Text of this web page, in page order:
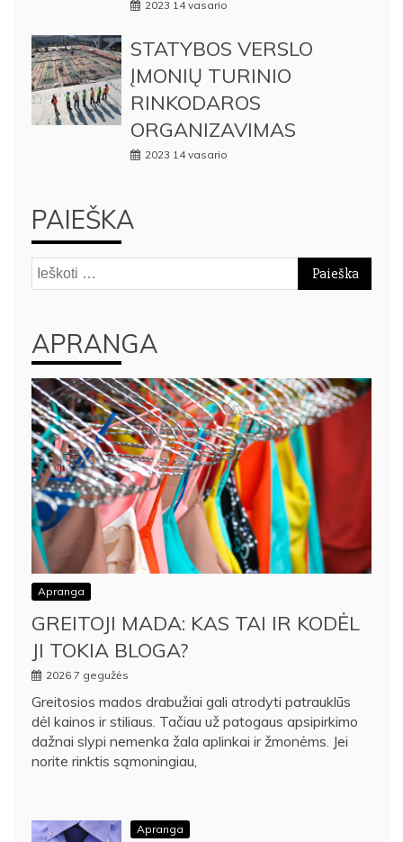
2023 14 vasario
STATYBOS VERSLO
ĮMONIŲ TURINIO
RINKODAROS
ORGANIZAVIMAS
2023 14 vasario
PAIEŠKA
Ieškoti:
APRANGA
Apranga
GREITOJI MADA: KAS TAI IR KODĖL
JI TOKIA BLOGA?
2026 7 gegužės
Greitosios mados drabužiai gali atrodyti patrauklūs
dėl kainos ir stiliaus. Tačiau už patogaus apsipirkimo
dažnai slypi nemenka žala aplinkai ir žmonėms. Jei
norite rinktis sąmoningiau,
Apranga